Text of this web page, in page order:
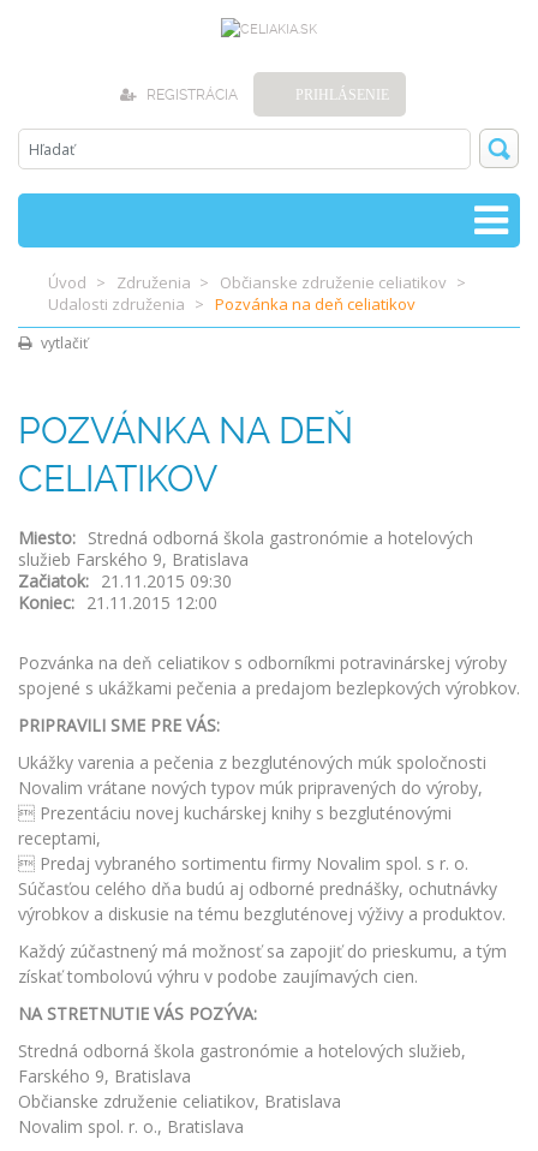
REGISTRÁCIA PRIHLÁSENIE
Úvod Združenia
Občianske združenie celiatikov
Udalosti združenia
Pozvánka na deň celiatikov
vytlačiť
POZVÁNKA NA DEŇ
CELIATIKOV
Miesto: Stredná odborná škola gastronómie a hotelových
služieb Farského 9, Bratislava
Začiatok: 21.11.2015 09:30
Koniec: 21.11.2015 12:00
Pozvánka na deň celiatikov s odborníkmi potravinárskej výroby
spojené s ukážkami pečenia a predajom bezlepkových výrobkov.
PRIPRAVILI SME PRE VÁS:
Ukážky varenia a pečenia z bezgluténových múk spoločnosti
Novalim vrátane nových typov múk pripravených do výroby,
 Prezentáciu novej kuchárskej knihy s bezgluténovými
receptami,
 Predaj vybraného sortimentu firmy Novalim spol. s r. o.
Súčasťou celého dňa budú aj odborné prednášky, ochutnávky
výrobkov a diskusie na tému bezgluténovej výživy a produktov.
Každý zúčastnený má možnosť sa zapojiť do prieskumu, a tým
získaťtombolovú výhru v podobe zaujímavých cien.
NA STRETNUTIE VÁS POZÝVA:
Stredná odborná škola gastronómie a hotelových služieb,
Farského 9, Bratislava
Občianske združenie celiatikov, Bratislava
Novalim spol. r. o., Bratislava